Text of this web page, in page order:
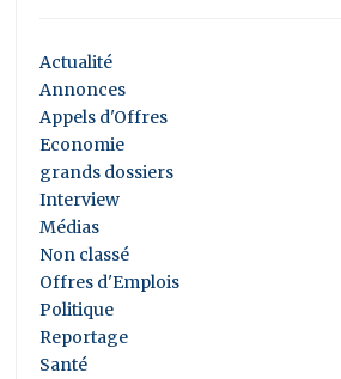
Actualité
Annonces
Appels d'Offres
Economie
grands dossiers
Interview
Médias
Non classé
Offres d'Emplois
Politique
Reportage
Santé